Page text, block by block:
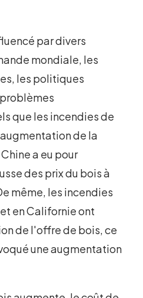
par divers
mondiale, les
les politiques
que les incendies de
de la
a eu pour
des prix du bois à
même, les incendies
en Californie ont
de l'offre de bois, ce
une augmentation